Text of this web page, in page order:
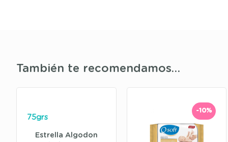
También te recomendamos…
75grs
Estrella Algodon
-10%